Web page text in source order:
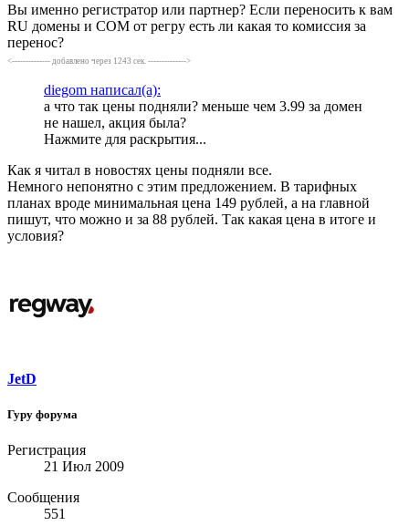
Вы именно регистратор или партнер? Если переносить к вам
RU домены и COM от регру есть ли какая то комиссия за
перенос?
<-------------- добавлено через 1243 сек. -------------->
diegom написал(а):
а что так цены подняли? меньше чем 3.99 за домен
не нашел, акция была?
Нажмите для раскрытия...
Как я читал в новостях цены подняли все.
Немного непонятно с этим предложением. В тарифных
планах вроде минимальная цена 149 рублей, а на главной
пишут, что можно и за 88 рублей. Так какая цена в итоге и
условия?
JetD
Гуру форума
Регистрация
21 Июл 2009
Сообщения
551